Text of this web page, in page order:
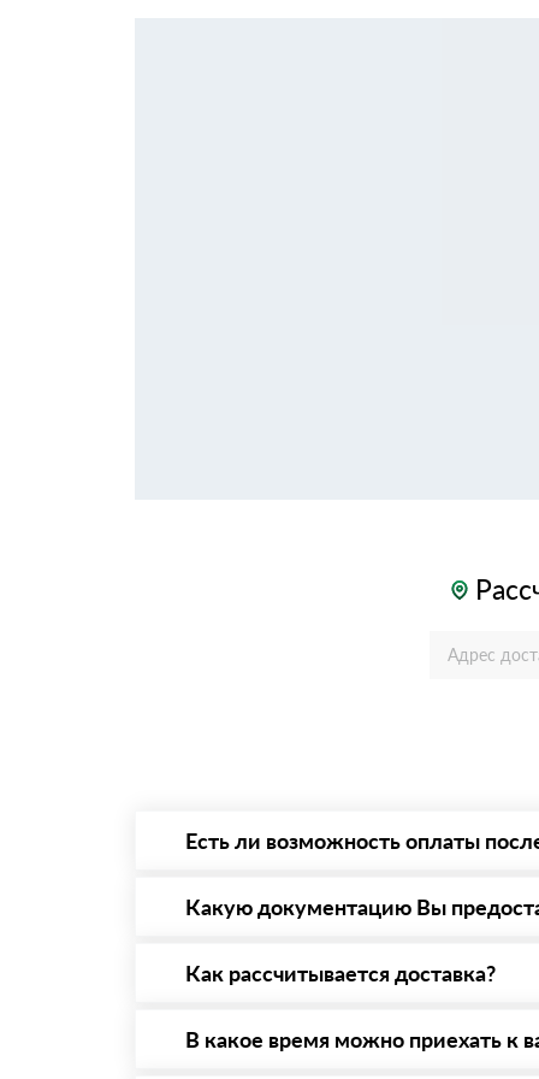
Есть ли возможность оплаты
то Вы вправе от него отказаться.
Какую документацию Вы
Как рассчитывается доставка?
стоимости и сроков доставки, которые
В какое время можно приехать к